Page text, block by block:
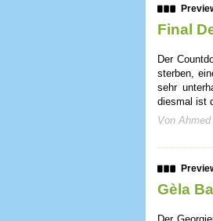
Final
Der
sterben,
sehr
diesmal ist
Von
Gèla